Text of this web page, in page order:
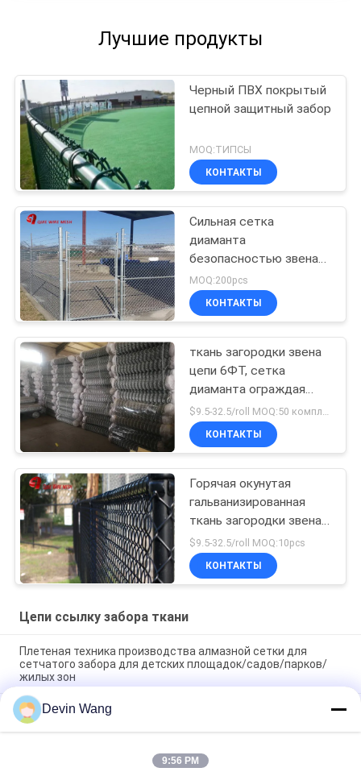
Лучшие продукты
Черный ПВХ покрытый
цепной защитный забор
MOQ:ТИПСЫ
КОНТАКТЫ
Сильная сетка
диаманта
безопасностью звена
цепи
MOQ:200pcs
КОНТАКТЫ
ткань загородки звена
цепи 6ФТ, сетка
диаманта ограждая
низкоуглеродистую
железную проволоку
$9.5-32.5/roll MOQ:50 комплектов
КОНТАКТЫ
Горячая окунутая
гальванизированная
ткань загородки звена
цепи 6 датчик зеленого
цвета 9 ноги
$9.5-32.5/roll MOQ:10pcs
КОНТАКТЫ
Цепи ссылку забора ткани
Плетеная техника производства алмазной сетки для
сетчатого забора для детских площадок/садов/парков/
жилых зон
Рулон сетки-рабицы с алмазной нарезкой для теннисных
кортов
Устойчивый оптовый порошкообразный ПВХ покрытый
цепной забор циклонный проволочный забор для
Devin Wang
9:56 PM